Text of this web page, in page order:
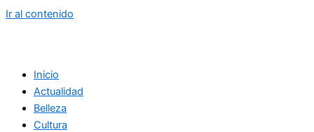
Ir al contenido
Inicio
Actualidad
Belleza
Cultura